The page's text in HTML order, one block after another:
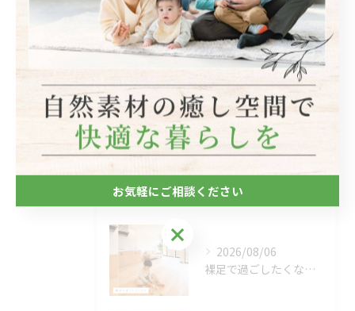
フローリング
断熱
木造
最近の投稿
Posts
2026/08/06
裸足で過ごしたくなる、木のぬくもりを感じる床🌿
お気軽にご相談ください
お気軽にご相談ください